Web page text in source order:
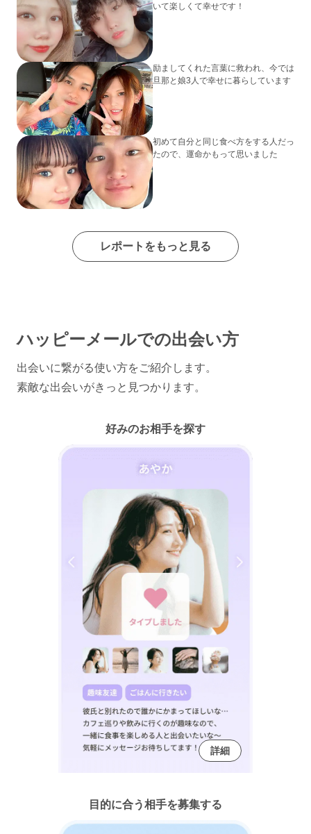
いて楽しくて幸せです！
励ましてくれた言葉に救われ、今では
旦那と娘3人で幸せに暮らしています
初めて自分と同じ食べ方をする人だっ
たので、運命かもって思いました
レポートをもっと見る
ハッピーメールでの出会い方
出会いに繋がる使い方をご紹介します。
素敵な出会いがきっと見つかります。
好みのお相手を探す
詳細
目的に合う相手を募集する